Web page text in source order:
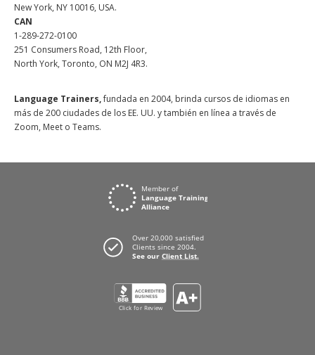
New York, NY 10016, USA.
CAN
1-289-272-0100
251 Consumers Road, 12th Floor,
North York, Toronto, ON M2J 4R3.
Language Trainers,fundada en 2004, brinda cursos de idiomas en
más de 200 ciudades de los EE. UU. y también en línea a través de
Zoom, Meet o Teams.